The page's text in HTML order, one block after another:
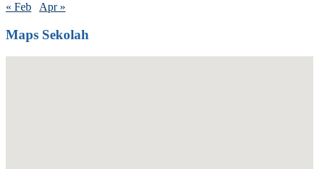
« Feb
Apr »
Maps Sekolah